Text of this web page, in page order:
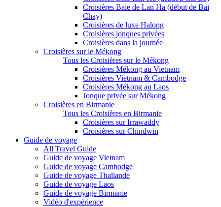
Croisières Baie de Lan Ha (début de Bai
Chay)
Croisières de luxe Halong
Croisières jonques privées
Croisières dans la journée
Croisières sur le Mékong
Tous les Croisières sur le Mékong
Croisières Mékong au Vietnam
Croisières Vietnam & Cambodge
Croisières Mékong au Laos
Jonque privée sur Mékong
Croisières en Birmanie
Tous les Croisières en Birmanie
Croisières sur Irrawaddy
Croisières sur Chindwin
Guide de voyage
All Travel Guide
Guide de voyage Vietnam
Guide de voyage Cambodge
Guide de voyage Thaïlande
Guide de voyage Laos
Guide de voyage Birmanie
Vidéo d'expérience